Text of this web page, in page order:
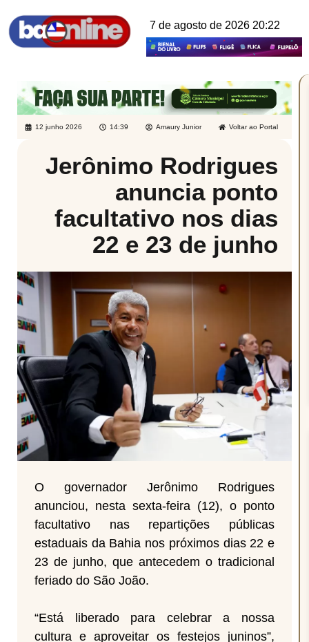
7 de agosto de 2026 20:22
12 junho 2026 14:39 Amaury Junior Voltar ao Portal
Jerônimo Rodrigues
anuncia ponto
facultativo nos dias
22 e 23 de junho
O governador Jerônimo Rodrigues
anunciou, nesta sexta-feira (12), o ponto
facultativo nas repartições públicas
estaduais da Bahia nos próximos dias 22 e
23 de junho, que antecedem o tradicional
feriado do São João.
“Está liberado para celebrar a nossa
cultura e aproveitar os festejos juninos”,